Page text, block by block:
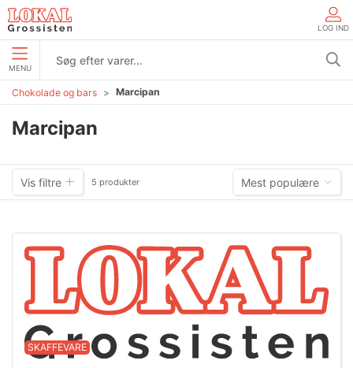
LOG IND
MENU
Chokolade og bars Marcipan
Marcipan
Vis filtre 5 produkter Mest populære
SKAFFEVARE